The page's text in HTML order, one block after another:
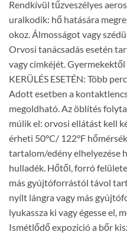
Rendkívül tűzveszélyes
uralkodik: hő hatására
okoz. Álmosságot vagy
Orvosi tanácsadás esetén
vagy címkéjét.
KERÜLÉS ESETÉN: Több
Adott esetben a
megoldható. Az öblítés
múlik el: orvosi ellátást kell
érheti 50°C/ 122°F
tartalom/edény elhelyezése
hulladék. Hőtől, forró
más gyújtóforrástól távol
nyílt lángra vagy más
lyukassza ki vagy égesse el,
Ismétlődő expozíció a bőr